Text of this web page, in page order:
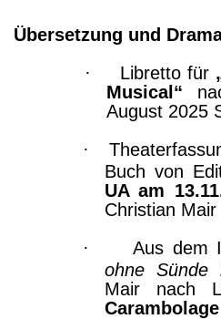
Übersetzung und
·
Libretto für
Musical“
August 2025
·
Buch von
UA am
Christian Mair
·
Aus dem
ohne Sünde
Mair nach
Carambolage